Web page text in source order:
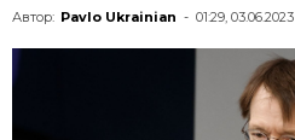
Автор: Pavlo Ukrainian - 01:29, 03.06.2023